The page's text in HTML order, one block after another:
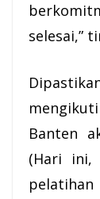
selesai,”
Banten
(Hari ini,